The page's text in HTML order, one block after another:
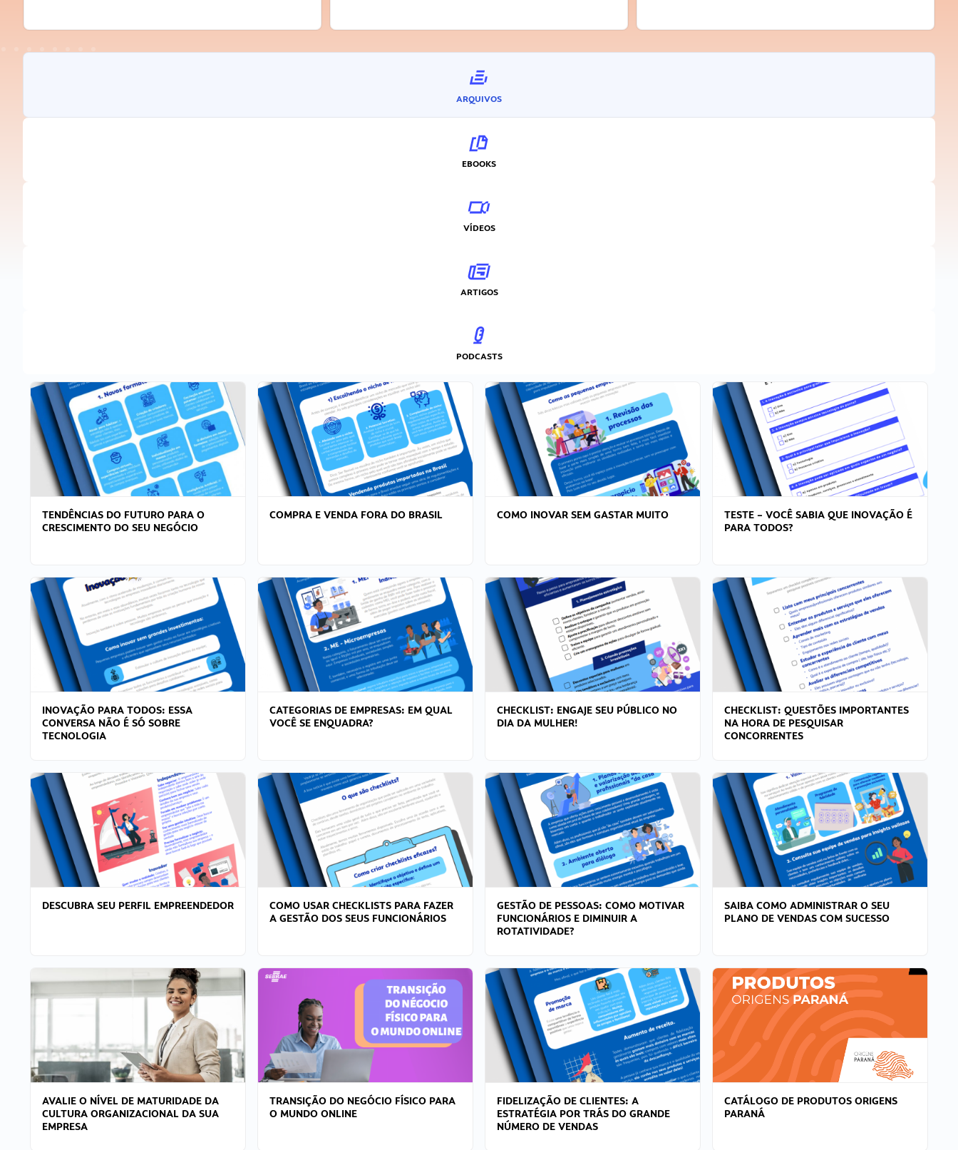
ARQUIVOS
EBOOKS
VÍDEOS
ARTIGOS
PODCASTS
TENDÊNCIAS DO FUTURO PARA O
CRESCIMENTO DO SEU NEGÓCIO
COMPRA E VENDA FORA DO BRASIL COMO INOVAR SEM GASTAR MUITO
TESTE – VOCÊ SABIA QUE INOVAÇÃO É
PARA TODOS?
INOVAÇÃO PARA TODOS: ESSA
CONVERSA NÃO É SÓ SOBRE
TECNOLOGIA
CATEGORIAS DE EMPRESAS: EM QUAL
VOCÊ SE ENQUADRA?
CHECKLIST: ENGAJE SEU PÚBLICO NO
DIA DA MULHER!
CHECKLIST: QUESTÕES IMPORTANTES
NA HORA DE PESQUISAR
CONCORRENTES
DESCUBRA SEU PERFIL EMPREENDEDOR
COMO USAR CHECKLISTS PARA FAZER
A GESTÃO DOS SEUS FUNCIONÁRIOS
GESTÃO DE PESSOAS: COMO MOTIVAR
FUNCIONÁRIOS E DIMINUIR A
ROTATIVIDADE?
SAIBA COMO ADMINISTRAR O SEU
PLANO DE VENDAS COM SUCESSO
AVALIE O NÍVEL DE MATURIDADE DA
CULTURA ORGANIZACIONAL DA SUA
EMPRESA
TRANSIÇÃO DO NEGÓCIO FÍSICO PARA
O MUNDO ONLINE
FIDELIZAÇÃO DE CLIENTES: A
ESTRATÉGIA POR TRÁS DO GRANDE
NÚMERO DE VENDAS
CATÁLOGO DE PRODUTOS ORIGENS
PARANÁ